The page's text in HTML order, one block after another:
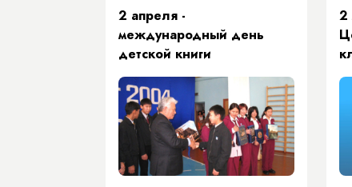
2 апреля -
международный день
детской книги
2